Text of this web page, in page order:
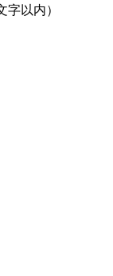
字以内）